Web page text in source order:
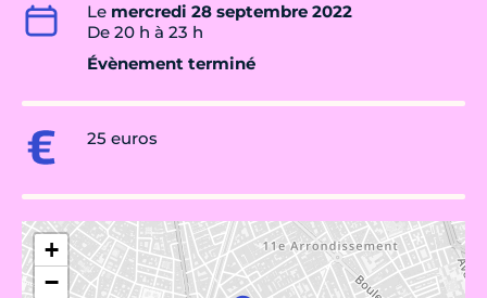
Le mercredi 28 septembre 2022
De 20 h à 23 h
Évènement terminé
25 euros
+
−